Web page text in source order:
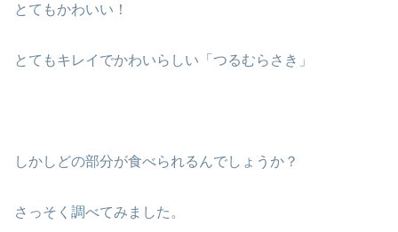
とてもかわいい！
とてもキレイでかわいらしい「つるむらさき」
しかしどの部分が食べられるんでしょうか？
さっそく調べてみました。